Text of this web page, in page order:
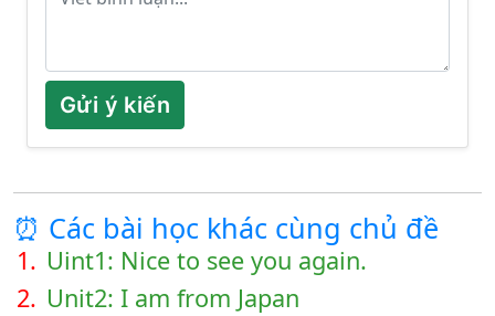
Gửi ý kiến
⏰ Các bài học khác cùng chủ đề
1. Uint1: Nice to see you again.
2. Unit2: I am from Japan